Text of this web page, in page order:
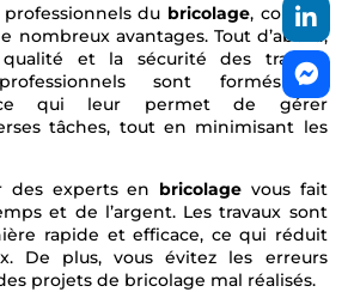
du bricolage, comme
nombreux avantages. Tout d’abord,
et la sécurité des travaux
sont formés et
ce qui leur permet de gérer
tâches, tout en minimisant les
des experts en bricolage vous fait
et de l’argent. Les travaux sont
rapide et efficace, ce qui réduit
De plus, vous évitez les erreurs
projets de bricolage mal réalisés.